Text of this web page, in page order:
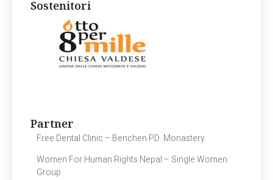
Sostenitori
Partner
Free Dental Clinic – Benchen P.D. Monastery
Women For Human Rights Nepal – Single Women
Group